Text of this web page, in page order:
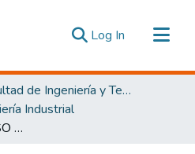
Log In (current)
Facultad de Ingeniería y Tecnologías de la Información y la Comunicación
Industrial
DISEÑO DEL PROCESO DE MANEJO DE EQUIPOS QUE CONTENGAN BIFENILOS POLICLORADOS (PCB’S) EN EL LABORATORIO DE TRANSFORMADORES PARA LA MEJORA CONTINUA DEL SISTEMA DE GESTIÓN DE CALIDAD DE LA EMPRESA ELÉCTRICA QUITO”